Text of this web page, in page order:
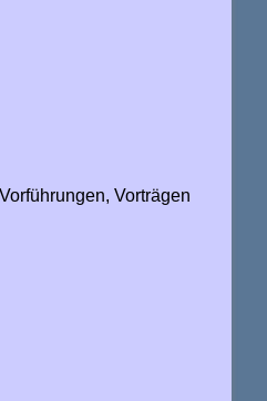
Vorträgen